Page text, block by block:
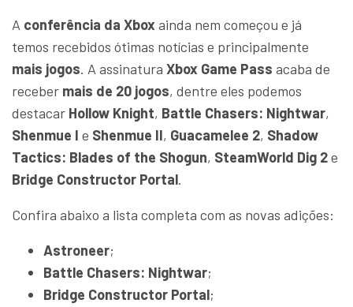
A conferência da Xbox ainda nem começou e já
temos recebidos ótimas notícias e principalmente
mais jogos. A assinatura Xbox Game Pass acaba de
receber mais de 20 jogos, dentre eles podemos
destacar Hollow Knight, Battle Chasers: Nightwar,
Shenmue I e Shenmue II, Guacamelee 2, Shadow
Tactics: Blades of the Shogun, SteamWorld Dig 2e
Bridge Constructor Portal.
Confira abaixo a lista completa com as novas adições:
Astroneer;
Battle Chasers: Nightwar;
Bridge Constructor Portal;